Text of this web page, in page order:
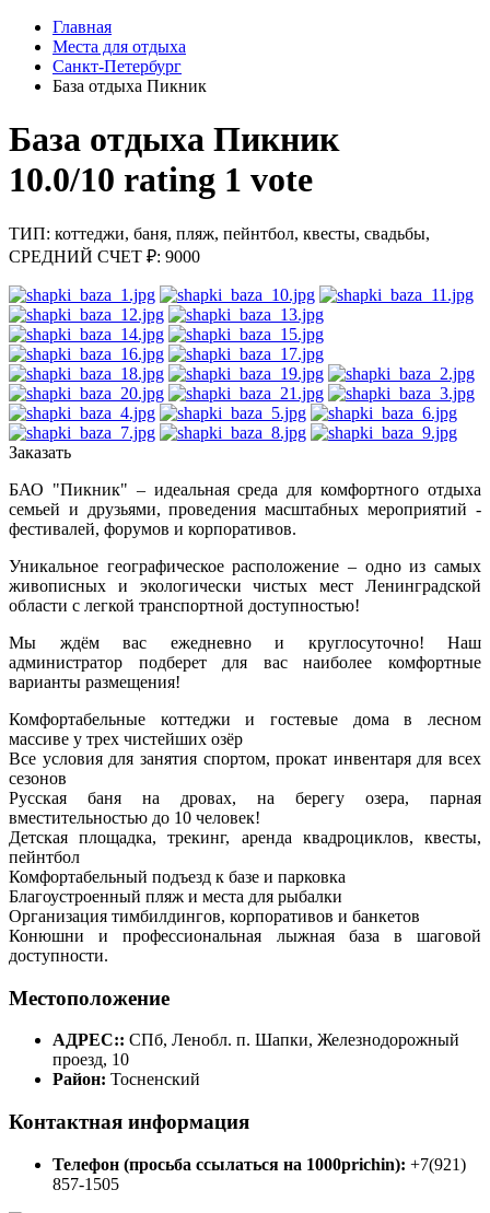
Главная
Места для отдыха
Санкт-Петербург
База отдыха Пикник
База отдыха Пикник
10.0/10 rating 1 vote
ТИП: коттеджи, баня, пляж, пейнтбол, квесты, свадьбы,
СРЕДНИЙ СЧЕТ ₽: 9000
Заказать
БАО "Пикник" – идеальная среда для комфортного отдыха
семьей и друзьями, проведения масштабных мероприятий -
фестивалей, форумов и корпоративов.
Уникальное географическое расположение – одно из самых
живописных и экологически чистых мест Ленинградской
области с легкой транспортной доступностью!
Мы ждём вас ежедневно и круглосуточно! Наш
администратор подберет для вас наиболее комфортные
варианты размещения!
Комфортабельные коттеджи и гостевые дома в лесном
массиве у трех чистейших озёр
Все условия для занятия спортом, прокат инвентаря для всех
сезонов
Русская баня на дровах, на берегу озера, парная
вместительностью до 10 человек!
Детская площадка, трекинг, аренда квадроциклов, квесты,
пейнтбол
Комфортабельный подъезд к базе и парковка
Благоустроенный пляж и места для рыбалки
Организация тимбилдингов, корпоративов и банкетов
Конюшни и профессиональная лыжная база в шаговой
доступности.
Местоположение
АДРЕС:: СПб, Ленобл. п. Шапки, Железнодорожный
проезд, 10
Район: Тосненский
Контактная информация
Телефон (просьба ссылаться на 1000prichin): +7(921)
857-1505